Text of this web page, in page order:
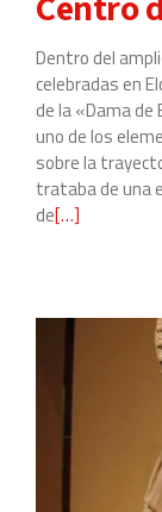
Dentro del
celebradas en
de la «Dama de
uno de los
sobre la
trataba de una
deLeer
una
[…]